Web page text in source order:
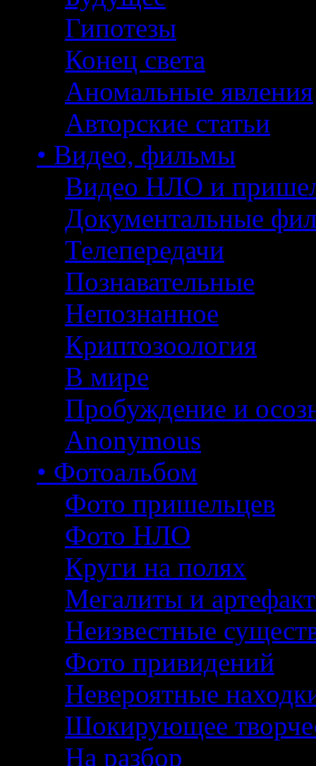
Гипотезы
Конец света
Аномальные явления
Авторские статьи
• Видео, фильмы
Видео НЛО и
Документальные
Телепередачи
Познавательные
Непознанное
Криптозоология
В мире
Пробуждение и
Anonymous
• Фотоальбом
Фото пришельцев
Фото НЛО
Круги на полях
Мегалиты и
Неизвестные
Фото привидений
Невероятные
Шокирующее
На разбор